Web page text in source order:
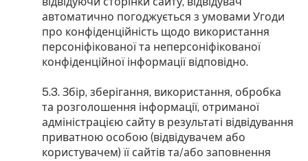
автоматично погоджується з умовами Угоди
про конфіденційність щодо використання
персоніфікованої та неперсоніфікованої
конфіденційної інформації відповідно.
5.3. Збір, зберігання, використання, обробка
та розголошення інформації, отриманої
адміністрацією сайту в результаті відвідування
приватною особою (відвідувачем або
користувачем) її сайтів та/або заповнення